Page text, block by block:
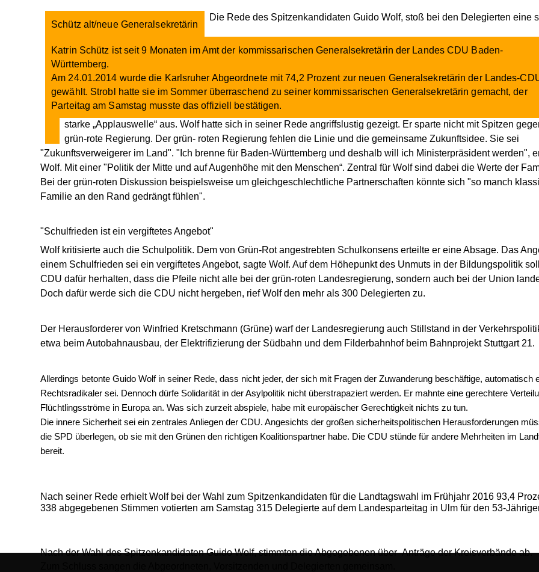
Schütz alt/neue Generalsekretärin
Katrin Schütz ist seit 9 Monaten im Amt der kommissarischen Generalsekretärin der Landes CDU Baden-
Württemberg.
Am 24.01.2014 wurde die Karlsruher Abgeordnete mit 74,2 Prozent zur neuen Generalsekretärin der Landes-
gewählt. Strobl hatte sie im Sommer überraschend zu seiner kommissarischen Generalsekretärin gemacht, der
Parteitag am Samstag musste das offiziell bestätigen.
Die Rede des Spitzenkandidaten Guido Wolf, stoß bei den Delegierten eine
starke „Applauswelle“ aus.Wolf hatte sich in seiner Rede angriffslustig gezeigt. Er sparte nicht mit Spitzen
grün-rote Regierung. Der grün- roten Regierung fehlen die Linie und die gemeinsame Zukunftsidee. Sie sei
"Zukunftsverweigerer im Land". "Ich brenne für Baden-Württemberg und deshalb will ich Ministerpräsident werden",
Wolf. Mit einer "Politik der Mitte und auf Augenhöhe mit den Menschen“. Zentral für Wolf sind dabei die Werte der
Bei der grün-roten Diskussion beispielsweise um gleichgeschlechtliche Partnerschaften könnte sich "so manch
Familie an den Rand gedrängt fühlen".
"Schulfrieden ist ein vergiftetes Angebot"
Wolf kritisierte auch die Schulpolitik. Dem von Grün-Rot angestrebten Schulkonsens erteilte er eine Absage. Das
einem Schulfrieden sei ein vergiftetes Angebot, sagte Wolf. Auf dem Höhepunkt des Unmuts in der Bildungspolitik
CDU dafür herhalten, dass die Pfeile nicht alle bei der grün-roten Landesregierung, sondern auch bei der Union
Doch dafür werde sich die CDU nicht hergeben, rief Wolf den mehr als 300 Delegierten zu.
Der Herausforderer von Winfried Kretschmann (Grüne) warf der Landesregierung auch Stillstand in der
etwa beim Autobahnausbau, der Elektrifizierung der Südbahn und dem Filderbahnhof beim Bahnprojekt Stuttgart 21.
Allerdings betonte Guido Wolf in seiner Rede, dass nicht jeder, der sich mit Fragen der Zuwanderung beschäftige, automatisch
Rechtsradikaler sei. Dennoch dürfe Solidarität in der Asylpolitik nicht überstrapaziert werden. Er mahnte eine gerechtere
Flüchtlingsströme in Europa an. Was sich zurzeit abspiele, habe mit europäischer Gerechtigkeit nichts zu tun.
Die innere Sicherheit sei ein zentrales Anliegen der CDU. Angesichts der großen sicherheitspolitischen Herausforderungen
die SPD überlegen, ob sie mit den Grünen den richtigen Koalitionspartner habe. Die CDU stünde für andere Mehrheiten im
bereit.
Nach seiner Rede erhielt Wolf bei der Wahl zum Spitzenkandidaten für die Landtagswahl im Frühjahr 2016 93,4
338 abgegebenen Stimmen votierten am Samstag 315 Delegierte auf dem Landesparteitag in Ulm für den 53-
Nach der Wahl des Spitzenkandidaten Guido Wolf, stimmten die Abgegebenen über Anträge der Kreisverbände ab.